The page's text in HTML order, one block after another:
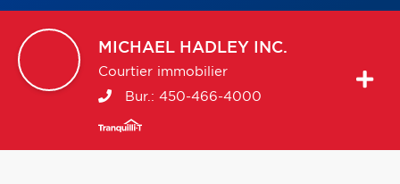
MICHAEL HADLEY INC.
Courtier immobilier
Bur.: 450-466-4000